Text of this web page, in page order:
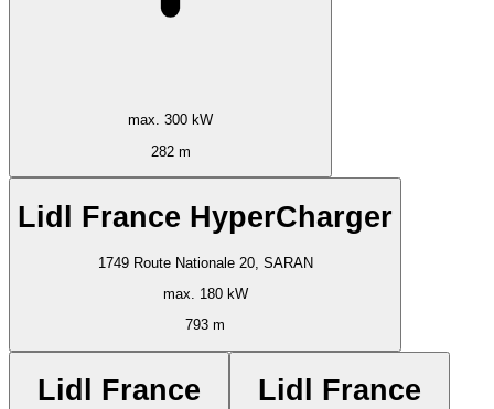
max. 300 kW
282 m
Lidl France HyperCharger
1749 Route Nationale 20, SARAN
max. 180 kW
793 m
Lidl France Lidl France